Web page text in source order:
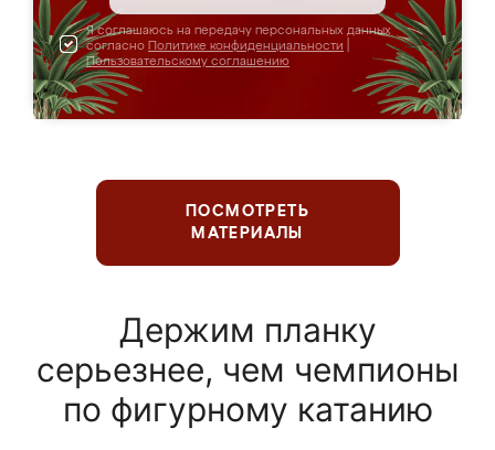
Я соглашаюсь на передачу персональных данных
согласно Политике конфиденциальности
Пользовательскому соглашению
ПОСМОТРЕТЬ
МАТЕРИАЛЫ
Держим планку
серьезнее, чем чемпионы
по фигурному катанию